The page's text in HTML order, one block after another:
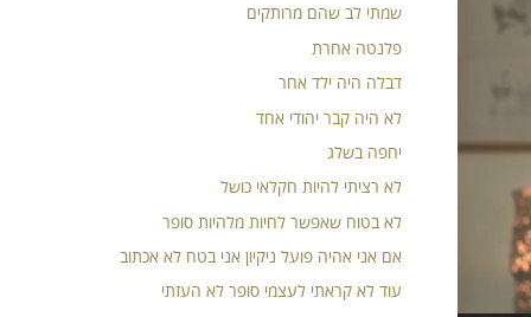
שמתי לב שהם מרותקים
פלנטה אחרת
דבלה היה ילד אחר
לא היה קבר יהודי אחד
יחפה בשלג
לא רציתי להיות חקלאי כושל
לא בטוח שאפשר לחיות מלהיות סופר
אם אני אהיה פועל ניקיון אני בטח לא אכתוב
עוד לא קראתי לעצמי סופר לא העזתי